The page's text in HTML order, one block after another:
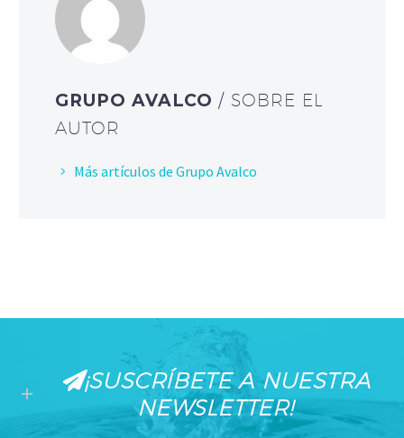
GRUPO AVALCO/ SOBRE EL
AUTOR
Más artículos de Grupo Avalco
¡SUSCRÍBETE A NUESTRA
NEWSLETTER!